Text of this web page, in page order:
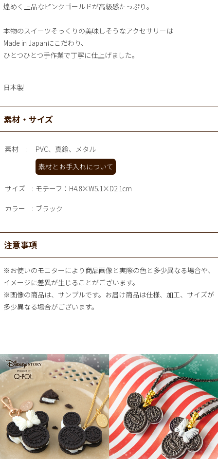
煌めく上品なピンクゴールドが高級感たっぷり。
本物のスイーツそっくりの美味しそうなアクセサリーは
Made in Japanにこだわり、
ひとつひとつ手作業で丁寧に仕上げました。
日本製
素材・サイズ
素材
PVC、真鍮、メタル
素材とお手入れについて
サイズ モチーフ：H4.8×W5.1×D2.1cm
カラー ブラック
注意事項
※お使いのモニターにより商品画像と実際の色と多少異なる場合や、
イメージに差異が生じることがございます。
※画像の商品は、サンプルです。お届け商品は仕様、加工、サイズが
多少異なる場合がございます。